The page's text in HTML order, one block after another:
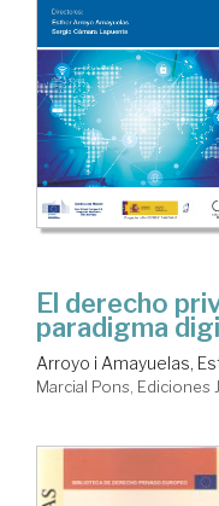
El derecho
paradigma
Arroyo i Amayuelas,
Marcial Pons, Ediciones